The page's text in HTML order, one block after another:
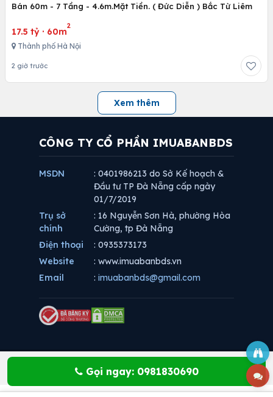
Bán 60m - 7 Tầng - 4.6m.Mặt Tiền. ( Đức Diễn ) Bắc Từ Liêm
17.5 tỷ · 60m
2
Thành phố Hà Nội
2 giờ trước
Xem thêm
Gọi ngay: 0981830690
CÔNG TY CỔ PHẦN IMUABANBDS
MSDN
: 0401986213 do Sở Kế hoạch &
Đầu tư TP Đà Nẵng cấp ngày
01/7/2019
Trụ sở
chính
: 16 Nguyễn Sơn Hà, phường Hòa
Cường, tp Đà Nẵng
Điện thoại
: 0935373173
Website
: www.imuabanbds.vn
Email
: imuabanbds@gmail.com